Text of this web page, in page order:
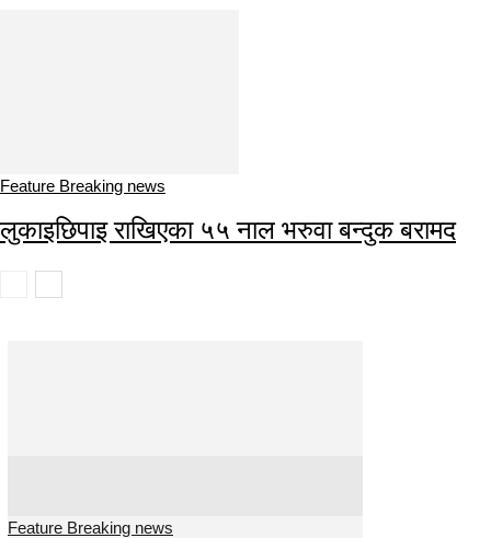
Feature Breaking news
लुकाइछिपाइ राखिएका ५५ नाल भरुवा बन्दुक बरामद
Feature Breaking news